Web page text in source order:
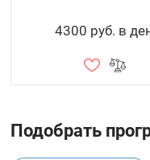
4300 руб. в
Подобрать